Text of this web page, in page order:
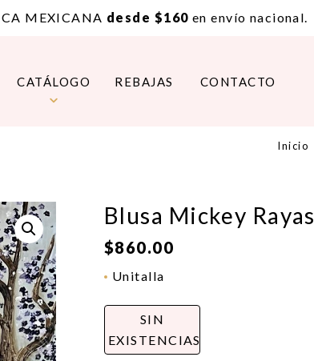
MEXICANA desde $160 en envío nacional.
CATÁLOGO REBAJAS CONTACTO
Inicio
Blusa Mickey Rayas
$860.00
Unitalla
SIN
EXISTENCIAS